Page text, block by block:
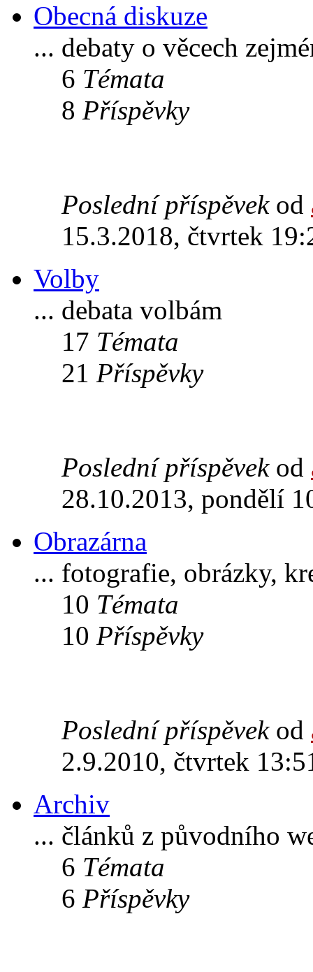
Obecná diskuze
... debaty o věcech
6 Témata
8 Příspěvky
Poslední příspěvekod
15.3.2018, čtvrtek
Volby
... debata volbám
17 Témata
21 Příspěvky
Poslední příspěvekod
28.10.2013, pondělí
Obrazárna
... fotografie, obrázky,
10 Témata
10 Příspěvky
Poslední příspěvekod
2.9.2010, čtvrtek
Archiv
... článků z původního
6 Témata
6 Příspěvky